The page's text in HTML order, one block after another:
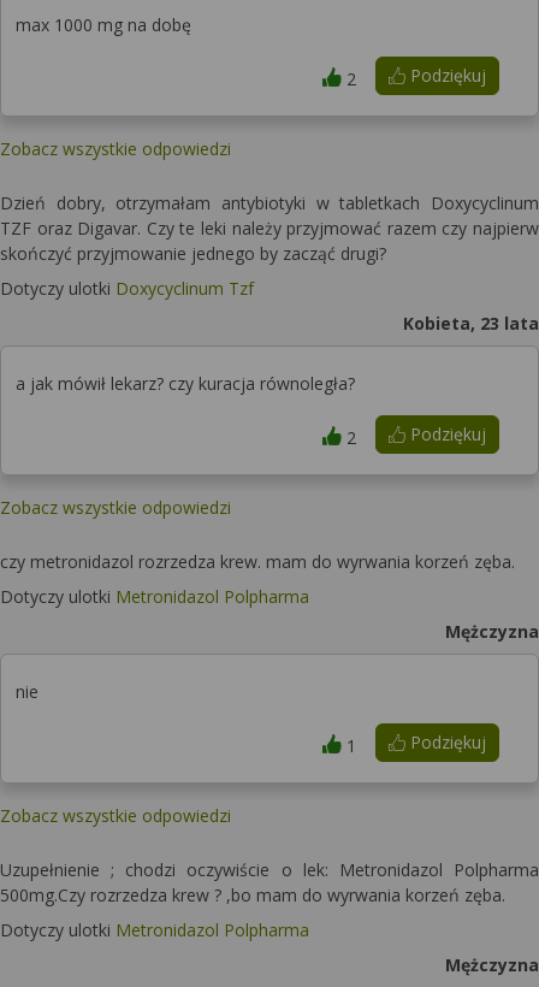
max 1000 mg na dobę
Podziękuj
2
Zobacz wszystkie odpowiedzi
Dzień dobry, otrzymałam antybiotyki w tabletkach Doxycyclinum
TZF oraz Digavar. Czy te leki należy przyjmować razem czy najpierw
skończyć przyjmowanie jednego by zacząć drugi?
Dotyczy ulotki Doxycyclinum Tzf
Kobieta, 23 lata
a jak mówił lekarz? czy kuracja równoległa?
Podziękuj
2
Zobacz wszystkie odpowiedzi
czy metronidazol rozrzedza krew. mam do wyrwania korzeń zęba.
Dotyczy ulotki Metronidazol Polpharma
Mężczyzna
nie
Podziękuj
1
Zobacz wszystkie odpowiedzi
Uzupełnienie ; chodzi oczywiście o lek: Metronidazol Polpharma
500mg.Czy rozrzedza krew ? ,bo mam do wyrwania korzeń zęba.
Dotyczy ulotki Metronidazol Polpharma
Mężczyzna